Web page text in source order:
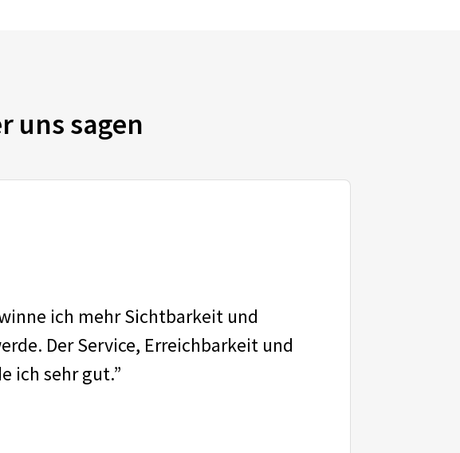
uns sagen
ich mehr Sichtbarkeit und
Der Service, Erreichbarkeit und
ich sehr gut.”